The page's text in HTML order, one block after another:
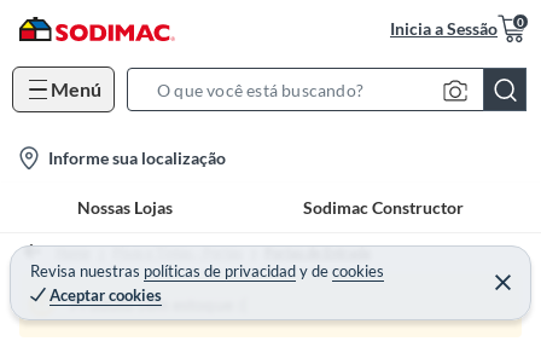
Inicia a Sessão 0
Menú
S
c
h
B
r
a
o
Informe sua localização
Nossas Lojas Sodimac Constructor
Revisa nuestras políticas de privacidadydecookies
Aceptar cookies
Home Pisos e Tintas - Portas Portas de Entrada
Produto sem estoque :(